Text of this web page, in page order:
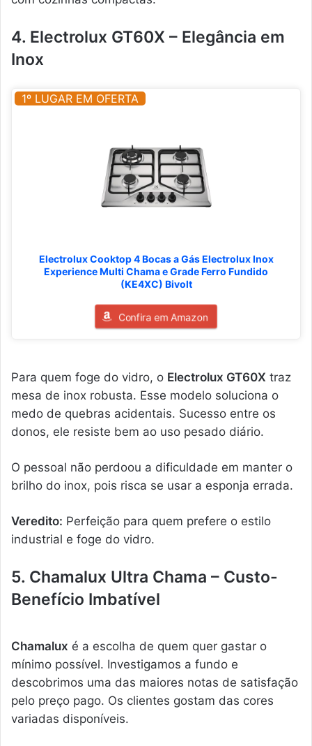
4. Electrolux GT60X – Elegância em
Inox
1º LUGAR EM OFERTA
Electrolux Cooktop 4 Bocas a Gás Electrolux Inox
Experience Multi Chama e Grade Ferro Fundido
(KE4XC) Bivolt
Confira em Amazon
Para quem foge do vidro, o Electrolux GT60X traz
mesa de inox robusta. Esse modelo soluciona o
medo de quebras acidentais. Sucesso entre os
donos, ele resiste bem ao uso pesado diário.
O pessoal não perdoou a dificuldade em manter o
brilho do inox, pois risca se usar a esponja errada.
Veredito: Perfeição para quem prefere o estilo
industrial e foge do vidro.
5. Chamalux Ultra Chama – Custo-
Benefício Imbatível
Chamalux é a escolha de quem quer gastar o
mínimo possível. Investigamos a fundo e
descobrimos uma das maiores notas de satisfação
pelo preço pago. Os clientes gostam das cores
variadas disponíveis.